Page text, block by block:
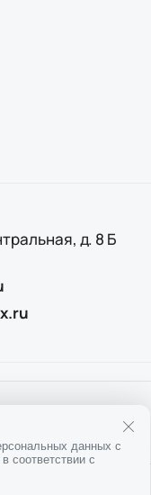
д. 8 Б
данных с
соответствии с